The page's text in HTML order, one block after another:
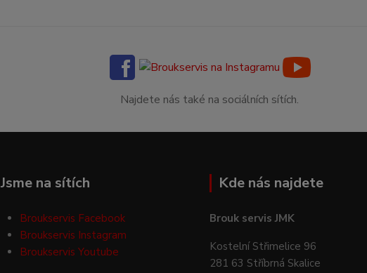
Najdete nás také na sociálních sítích.
Jsme na sítích
Broukservis Facebook
Broukservis Instagram
Broukservis Youtube
Kde nás najdete
Brouk servis JMK
Kostelní Střimelice 96
281 63 Stříbrná Skalice